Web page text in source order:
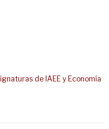
de IAEE y Economía